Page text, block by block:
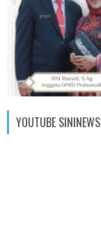
YOUTUBE SININEWS